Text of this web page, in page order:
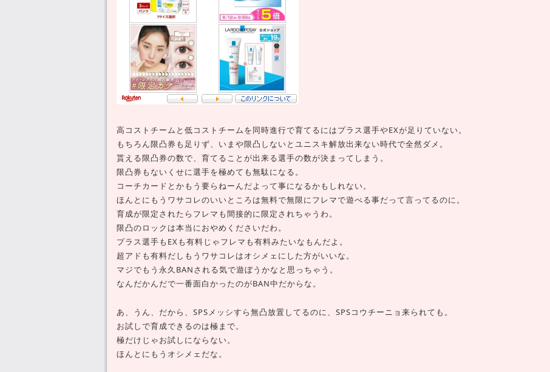
高コストチームと低コストチームを同時進行で育てるにはプラス選手やEXが足りていない。
もちろん限凸券も足りず、いまや限凸しないとユニスキ解放出来ない時代で全然ダメ。
貰える限凸券の数で、育てることが出来る選手の数が決まってしまう。
限凸券もないくせに選手を極めても無駄になる。
コーチカードとかもう要らねーんだよって事になるかもしれない。
ほんとにもうワサコレのいいところは無料で無限にフレマで遊べる事だって言ってるのに。
育成が限定されたらフレマも間接的に限定されちゃうわ。
限凸のロックは本当におやめくださいだわ。
プラス選手もEXも有料じゃフレマも有料みたいなもんだよ。
超アドも有料だしもうワサコレはオシメェにした方がいいな。
マジでもう永久BANされる気で遊ぼうかなと思っちゃう。
なんだかんだで一番面白かったのがBAN中だからな。
あ、うん、だから、SPSメッシすら無凸放置してるのに、SPSコウチーニョ来られても。
お試しで育成できるのは極まで。
極だけじゃお試しにならない。
ほんとにもうオシメェだな。